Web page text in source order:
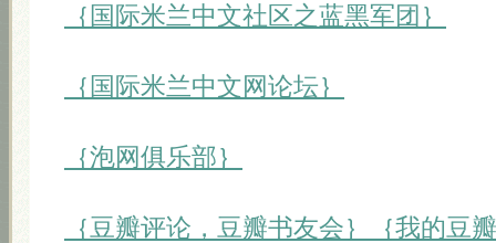
｛国际米兰中文社区之蓝黑军团｝
｛国际米兰中文网论坛｝
｛泡网俱乐部｝
｛豆瓣评论，豆瓣书友会｝ ｛我的豆